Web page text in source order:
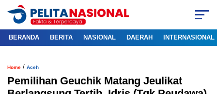
BERANDA BERITA NASIONAL DAERAH INTERNASIONAL
Home / Aceh
Pemilihan Geuchik Matang Jeulikat